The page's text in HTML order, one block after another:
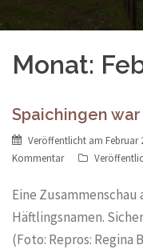
Monat:
Spaichingen
Veröffentlicht am Februar
Kommentar
Eine
Häftlingsnamen.
(Foto: Repros: